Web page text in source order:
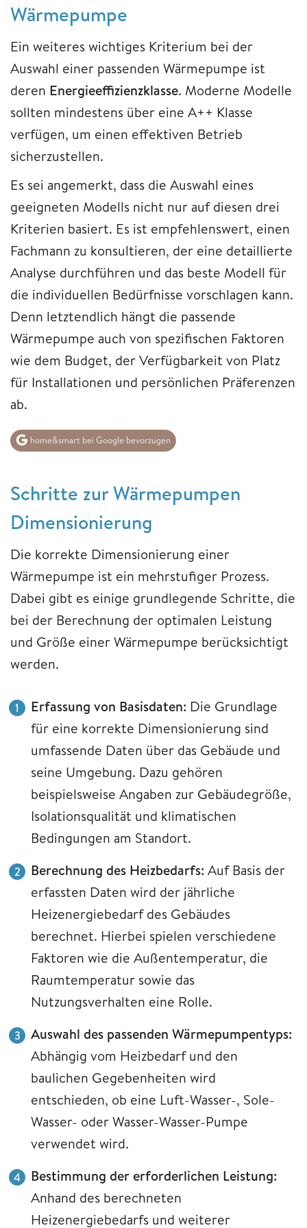
Wärmepumpe
Ein weiteres wichtiges Kriterium bei der
Auswahl einer passenden Wärmepumpe ist
deren Energieeffizienzklasse. Moderne Modelle
sollten mindestens über eine A++ Klasse
verfügen, um einen effektiven Betrieb
sicherzustellen.
Es sei angemerkt, dass die Auswahl eines
geeigneten Modells nicht nur auf diesen drei
Kriterien basiert. Es ist empfehlenswert, einen
Fachmann zu konsultieren, der eine detaillierte
Analyse durchführen und das beste Modell für
die individuellen Bedürfnisse vorschlagen kann.
Denn letztendlich hängt die passende
Wärmepumpe auch von spezifischen Faktoren
wie dem Budget, der Verfügbarkeit von Platz
für Installationen und persönlichen Präferenzen
ab.
home&smart bei Google bevorzugen
Schritte zur Wärmepumpen
Dimensionierung
Die korrekte Dimensionierung einer
Wärmepumpe ist ein mehrstufiger Prozess.
Dabei gibt es einige grundlegende Schritte, die
bei der Berechnung der optimalen Leistung
und Größe einer Wärmepumpe berücksichtigt
werden.
Erfassung von Basisdaten: Die Grundlage
für eine korrekte Dimensionierung sind
umfassende Daten über das Gebäude und
seine Umgebung. Dazu gehören
beispielsweise Angaben zur Gebäudegröße,
Isolationsqualität und klimatischen
Bedingungen am Standort.
Berechnung des Heizbedarfs: Auf Basis der
erfassten Daten wird der jährliche
Heizenergiebedarf des Gebäudes
berechnet. Hierbei spielen verschiedene
Faktoren wie die Außentemperatur, die
Raumtemperatur sowie das
Nutzungsverhalten eine Rolle.
Auswahl des passenden Wärmepumpentyps:
Abhängig vom Heizbedarf und den
baulichen Gegebenheiten wird
entschieden, ob eine Luft-Wasser-, Sole-
Wasser- oder Wasser-Wasser-Pumpe
verwendet wird.
Bestimmung der erforderlichen Leistung:
Anhand des berechneten
Heizenergiebedarfs und weiterer